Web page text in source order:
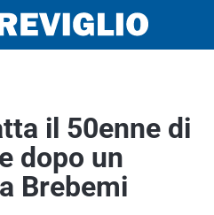
il 50enne di
dopo un
Brebemi